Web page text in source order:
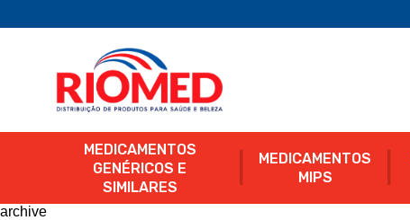
MEDICAMENTOS
GENÉRICOS E
SIMILARES
MEDICAMENTOS
MIPS
archive